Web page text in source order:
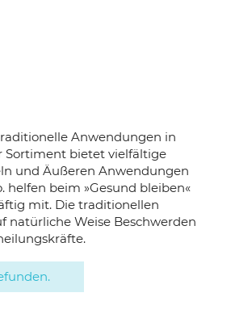
Anwendungen in
Sortiment bietet vielfältige
und Äußeren Anwendungen
helfen beim »Gesund bleiben«
mit. Die traditionellen
natürliche Weise Beschwerden